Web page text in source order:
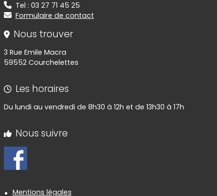
Tel : 03 27 71 45 25
Formulaire de contact
Nous trouver
3 Rue Emile Macra
59552 Courchelettes
Les horaires
Du lundi au vendredi de 8h30 à 12h et de 13h30 à 17h
Nous suivre
Mentions légales